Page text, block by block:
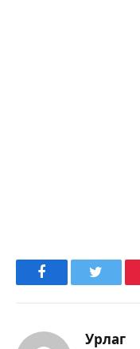
FacebookTwitter
Урлаг